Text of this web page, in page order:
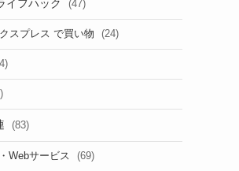
イフハック (47)
スプレス で買い物 (24)
(83)
Webサービス (69)